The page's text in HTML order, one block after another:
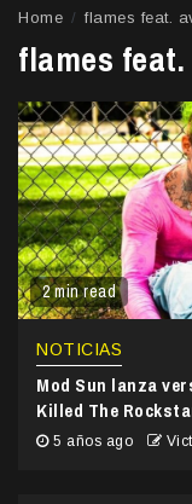
Home flames feat.
flames
2 min read
NOTICIAS
Mod Sun lanza
Killed The
5 años ago